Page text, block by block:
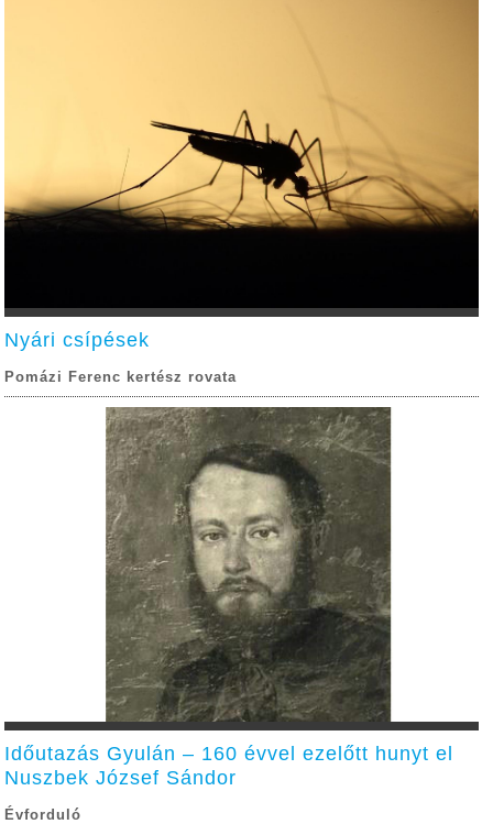
Nyári csípések
Pomázi Ferenc kertész rovata
Időutazás Gyulán – 160 évvel ezelőtt hunyt el
Nuszbek József Sándor
Évforduló